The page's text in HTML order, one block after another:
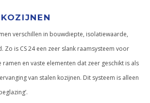
verschillen in bouwdiepte, isolatiewaarde,
Zo is CS 24 een zeer slank raamsysteem voor
en vaste elementen dat zeer geschikt is als
van stalen kozijnen. Dit systeem is alleen